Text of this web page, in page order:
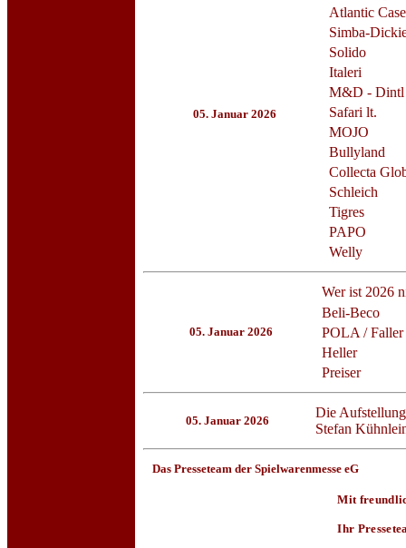
05. Januar 2026
Atlantic Case
Simba-
Solido
Italeri
M&D - Dintl
Safari lt.
MOJO
Bullyland
Collecta
Schleich
Tigres
PAPO
Welly
05. Januar 2026
Wer ist 2026
Beli-Beco
POLA / Faller
Heller
Preiser
05. Januar 2026
Die
Stefan
Das Presseteam der Spielwarenmesse eG
Mit
Ihr